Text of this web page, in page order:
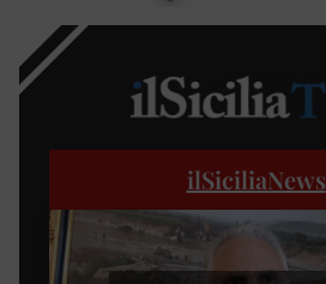
ilSiciliaNews